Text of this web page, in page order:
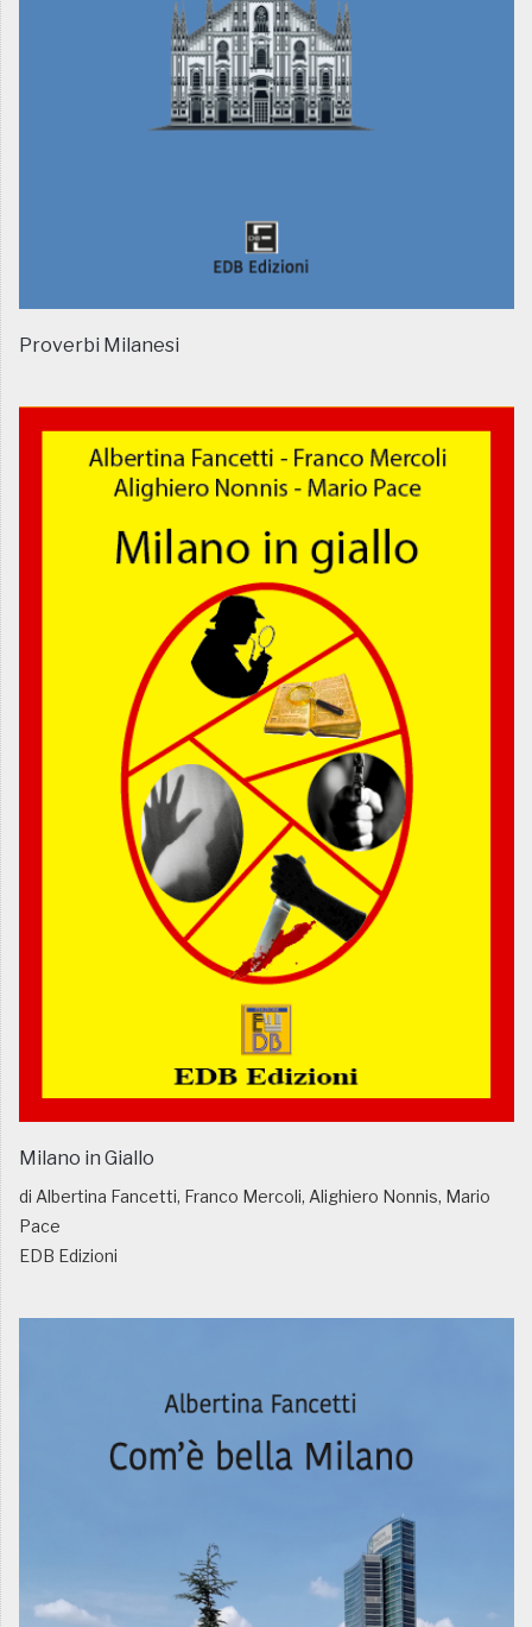
Proverbi Milanesi
Milano in Giallo
di Albertina Fancetti, Franco Mercoli, Alighiero Nonnis, Mario
Pace
EDB Edizioni